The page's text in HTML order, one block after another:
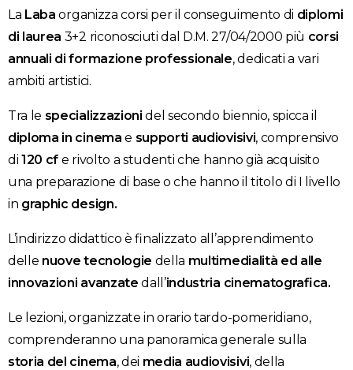
La Laba organizza corsi per il conseguimento di diplomi
di laurea 3+2 riconosciuti dal D.M. 27/04/2000 più corsi
annuali di formazione professionale, dedicati a vari
ambiti artistici.
Tra le specializzazioni del secondo biennio, spicca il
diploma in cinema e supporti audiovisivi, comprensivo
di120 cf e rivolto a studenti che hanno già acquisito
una preparazione di base o che hanno il titolo di I livello
in graphic design.
L’indirizzo didattico è finalizzato all’apprendimento
delle nuove tecnologie della multimedialità ed alle
innovazioni avanzate dall’industria cinematografica.
Le lezioni, organizzate in orario tardo-pomeridiano,
comprenderanno una panoramica generale sulla
storia del cinema, dei media audiovisivi, della